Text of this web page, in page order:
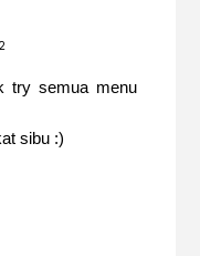
try semua menu
sibu :)